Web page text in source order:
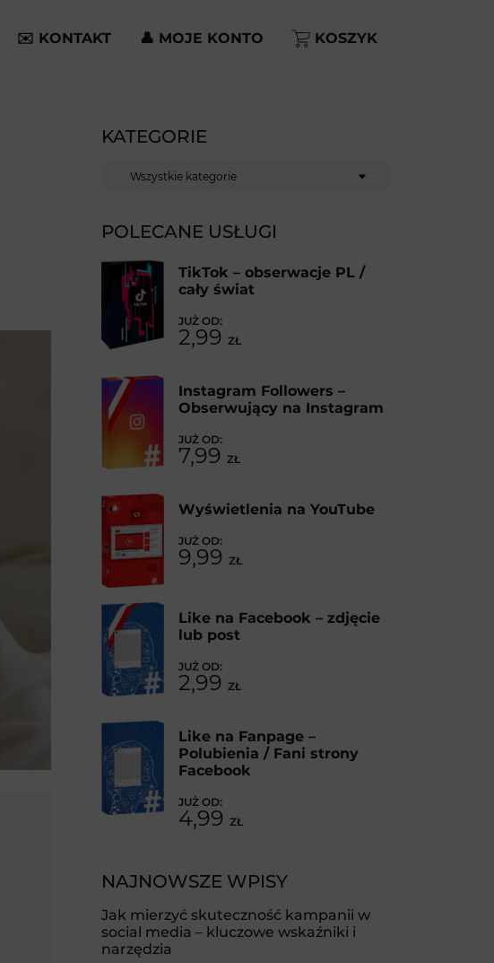
✉️ KONTAKT 👤 MOJE KONTO KOSZYK
KATEGORIE
Kategorie
POLECANE USŁUGI
TikTok – obserwacje PL /
cały świat
2,99 ZŁ
Instagram Followers –
Obserwujący na Instagram
7,99 ZŁ
Wyświetlenia na YouTube
9,99 ZŁ
Like na Facebook – zdjęcie
lub post
2,99 ZŁ
Like na Fanpage –
Polubienia / Fani strony
Facebook
4,99 ZŁ
NAJNOWSZE WPISY
Jak mierzyć skuteczność kampanii w
social media – kluczowe wskaźniki i
narzędzia